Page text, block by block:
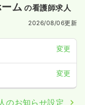
ム の看護師求人
2026/08/06更新
変更
変更
のお知らせ設定